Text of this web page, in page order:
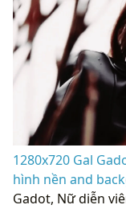
1280x720 Gal
hình nền and
Gadot, Nữ diễn